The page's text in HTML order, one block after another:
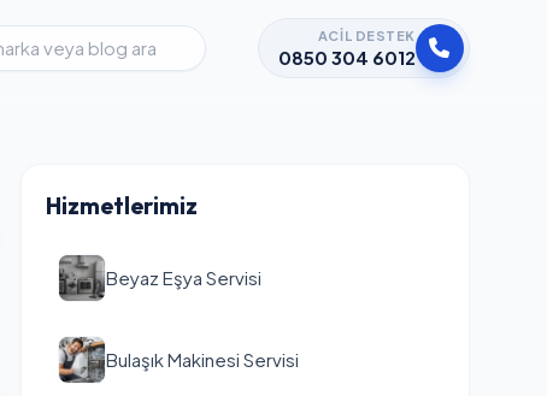
ACIL DESTEK
0850 304 6012
Hizmetlerimiz
Beyaz Eşya Servisi
Bulaşık Makinesi Servisi